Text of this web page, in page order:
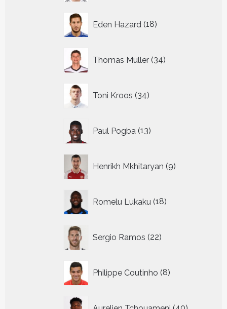
Eden Hazard 18
producten
Thomas Muller 34
producten
Toni Kroos 34
producten
Paul Pogba 13
producten
Henrikh Mkhitaryan 9
producten
Romelu Lukaku 18
producten
Sergio Ramos 22
producten
Philippe Coutinho 8
producten